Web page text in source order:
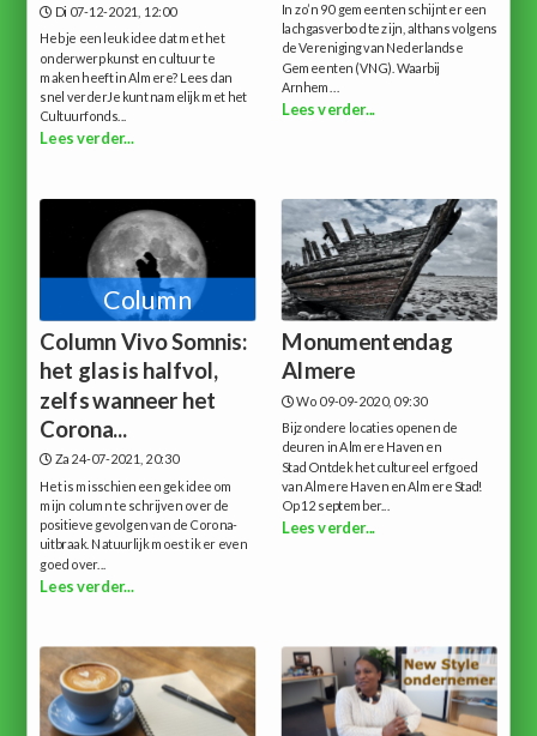
Di 07-12-2021, 12:00
Heb je een leuk idee dat met het
onderwerp kunst en cultuur te
maken heeft in Almere? Lees dan
snel verderJe kunt namelijk met het
Cultuurfonds...
Lees verder...
In zo’n 90 gemeenten schijnt er een
lachgasverbod te zijn, althans volgens
de Vereniging van Nederlandse
Gemeenten (VNG). Waarbij
Arnhem...
Lees verder...
Column
Column Vivo Somnis:
het glas is halfvol,
zelfs wanneer het
Corona...
Za 24-07-2021, 20:30
Het is misschien een gek idee om
mijn column te schrijven over de
positieve gevolgen van de Corona-
uitbraak. Natuurlijk moest ik er even
goed over...
Lees verder...
Monumentendag
Almere
Wo 09-09-2020, 09:30
Bijzondere locaties openen de
deuren in Almere Haven en
Stad Ontdek het cultureel erfgoed
van Almere Haven en Almere Stad!
Op 12 september...
Lees verder...